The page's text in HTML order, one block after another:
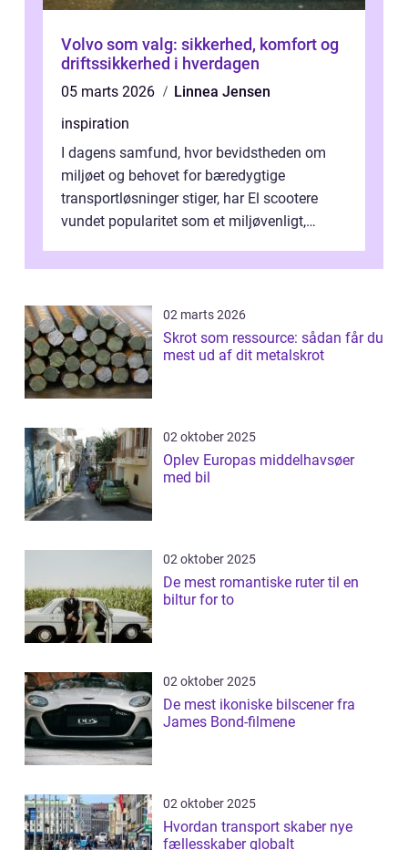
Volvo som valg: sikkerhed, komfort og
driftssikkerhed i hverdagen
05 marts 2026
Linnea Jensen
inspiration
I dagens samfund, hvor bevidstheden om
miljøet og behovet for bæredygtige
transportløsninger stiger, har El scootere
vundet popularitet som et miljøvenligt,
02 marts 2026
Skrot som ressource: sådan får du
mest ud af dit metalskrot
02 oktober 2025
Oplev Europas middelhavsøer
med bil
02 oktober 2025
De mest romantiske ruter til en
biltur for to
02 oktober 2025
De mest ikoniske bilscener fra
James Bond-filmene
02 oktober 2025
Hvordan transport skaber nye
fællesskaber globalt